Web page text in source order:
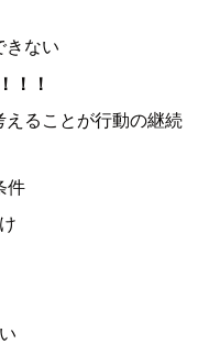
きない
！！
ることが行動の継続
件